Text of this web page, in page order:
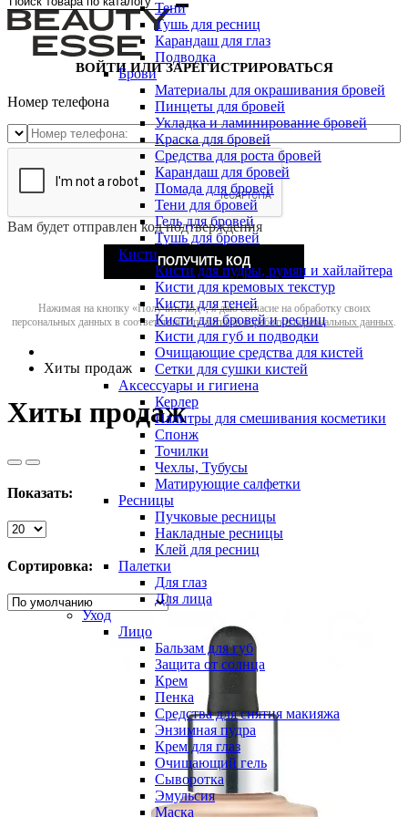
Тени
Тушь для ресниц
Карандаш для глаз
Подводка
Брови
Материалы для окрашивания бровей
Пинцеты для бровей
Укладка и ламинирование бровей
Краска для бровей
Средства для роста бровей
Карандаш для бровей
Помада для бровей
Тени для бровей
Гель для бровей
Тушь для бровей
Кисти
Кисти для пудры, румян и хайлайтера
Кисти для кремовых текстур
Кисти для теней
Кисти для бровей и ресниц
Кисти для губ и подводки
Очищающие средства для кистей
Сетки для сушки кистей
Аксессуары и гигиена
Керлер
Палитры для смешивания косметики
Спонж
Точилки
Чехлы, Тубусы
Матирующие салфетки
Ресницы
Пучковые ресницы
Накладные ресницы
Клей для ресниц
Палетки
Для глаз
Для лица
Уход
Лицо
Бальзам для губ
Защита от солнца
Крем
Пенка
Средства для снятия макияжа
Энзимная пудра
Крем для глаз
Очищающий гель
Сыворотка
Эмульсия
Маска
ВОЙТИ ИЛИ ЗАРЕГИСТРИРОВАТЬСЯ
Номер телефона
Вам будет отправлен код подтверждения
ПОЛУЧИТЬ КОД
Нажимая на кнопку «Получить код», я даю согласие на обработку своих
персональных данных в соответствии сполитикой обработки персональных данных.
Хиты продаж
Хиты продаж
Показать:
Сортировка: